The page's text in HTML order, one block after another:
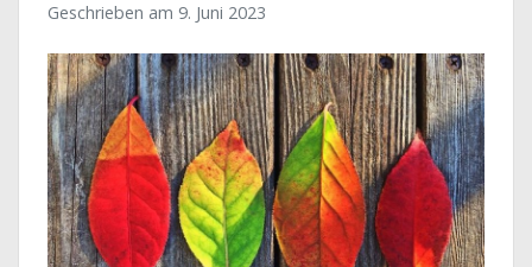
Geschrieben am 9. Juni 2023